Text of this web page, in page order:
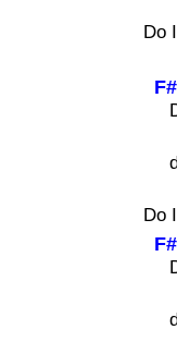
Do
Do